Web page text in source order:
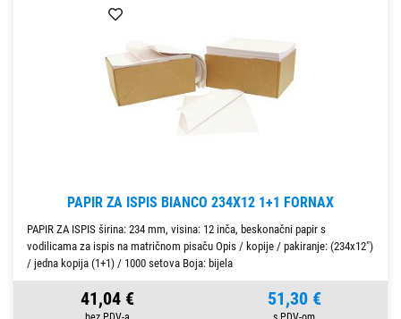
PAPIR ZA ISPIS BIANCO 234X12 1+1 FORNAX
PAPIR ZA ISPIS širina: 234 mm, visina: 12 inča, beskonačni papir s
vodilicama za ispis na matričnom pisaču Opis / kopije / pakiranje: (234x12")
/ jedna kopija (1+1) / 1000 setova Boja: bijela
41,04 € 51,30 €